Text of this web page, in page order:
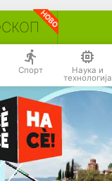
Спорт Наука и
технологија